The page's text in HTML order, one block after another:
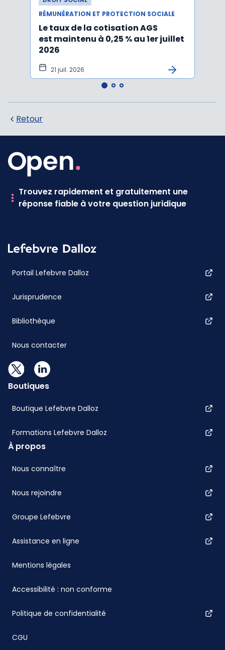
RÉMUNÉRATION ET PROTECTION SOCIALE
Le taux de la cotisation AGS
est maintenu à 0,25 % au 1er juillet
2026
21 juil. 2026
Retour
Trouvez rapidement et gratuitement une
réponse fiable à votre question juridique
Portail Lefebvre Dalloz
Jurisprudence
Bibliothèque
Nous contacter
Boutiques
Boutique Lefebvre Dalloz
Formations Lefebvre Dalloz
À propos
Nous connaître
Nous rejoindre
Groupe Lefebvre
Assistance en ligne
Mentions légales
Accessibilité : non conforme
Politique de confidentialité
CGU